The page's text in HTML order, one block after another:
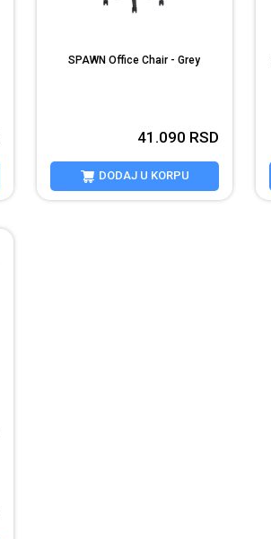
SPAWN Office Chair - Grey
41.090 RSD
DODAJ U KORPU